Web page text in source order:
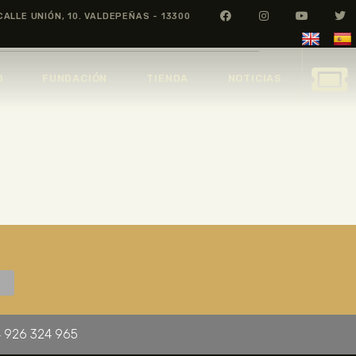
UNIÓN, 10. VALDEPEÑAS - 13300
926 324 965